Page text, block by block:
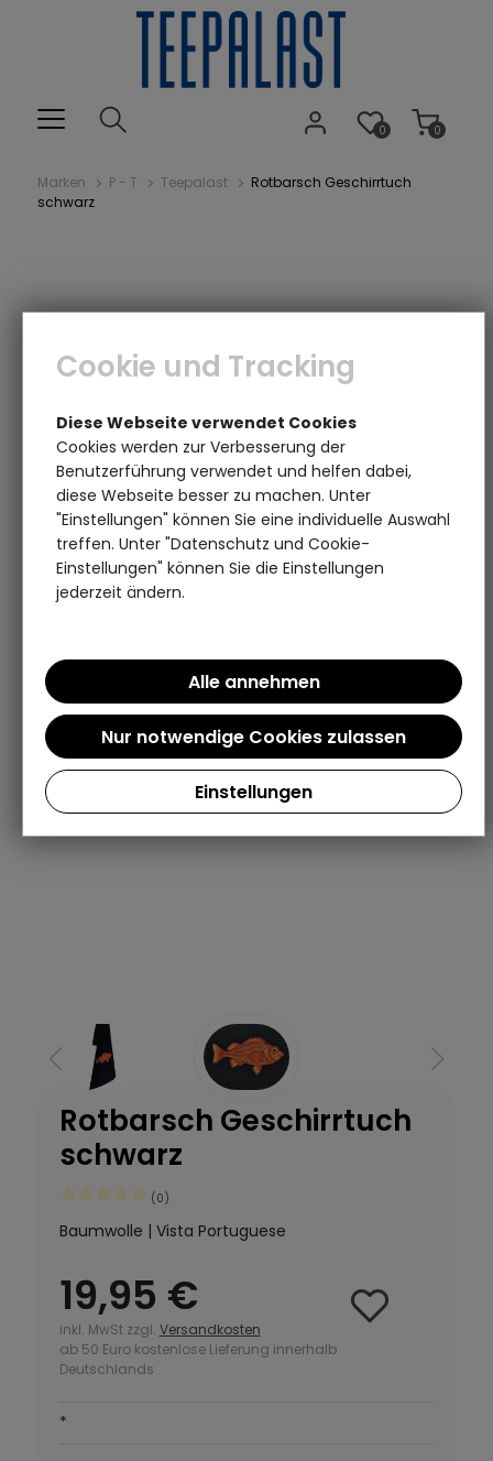
0
0
Marken P - T Teepalast
Rotbarsch Geschirrtuch
schwarz
Rotbarsch Geschirrtuch
schwarz
(0)
Baumwolle | Vista Portuguese
19,95 €
inkl. MwSt zzgl. Versandkosten
ab 50 Euro kostenlose Lieferung innerhalb
Deutschlands
*
Cookie und Tracking
Diese Webseite verwendet Cookies
Cookies werden zur Verbesserung der
Benutzerführung verwendet und helfen dabei,
diese Webseite besser zu machen. Unter
"Einstellungen" können Sie eine individuelle Auswahl
treffen. Unter "Datenschutz und Cookie-
Einstellungen" können Sie die Einstellungen
jederzeit ändern.
Einstellungen